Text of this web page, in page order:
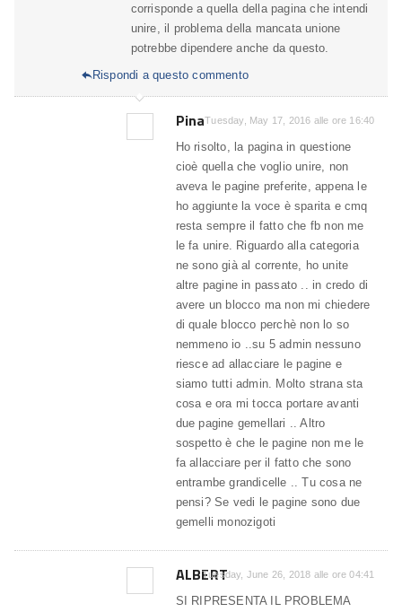
corrisponde a quella della pagina che intendi
unire, il problema della mancata unione
potrebbe dipendere anche da questo.
Rispondi a questo commento
PinaTuesday, May 17, 2016 alle ore 16:40
Ho risolto, la pagina in questione
cioè quella che voglio unire, non
aveva le pagine preferite, appena le
ho aggiunte la voce è sparita e cmq
resta sempre il fatto che fb non me
le fa unire. Riguardo alla categoria
ne sono già al corrente, ho unite
altre pagine in passato .. in credo di
avere un blocco ma non mi chiedere
di quale blocco perchè non lo so
nemmeno io ..su 5 admin nessuno
riesce ad allacciare le pagine e
siamo tutti admin. Molto strana sta
cosa e ora mi tocca portare avanti
due pagine gemellari .. Altro
sospetto è che le pagine non me le
fa allacciare per il fatto che sono
entrambe grandicelle .. Tu cosa ne
pensi? Se vedi le pagine sono due
gemelli monozigoti
ALBERTTuesday, June 26, 2018 alle ore 04:41
SI RIPRESENTA IL PROBLEMA